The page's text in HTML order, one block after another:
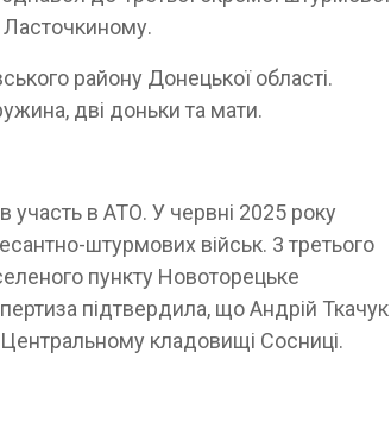
Ласточкиному.
району Донецької області.
дві доньки та мати.
участь в АТО. У червні 2025 року
штурмових військ. 3 третього
пункту Новоторецьке
підтвердила, що Андрій Ткачук
кладовищі Сосниці.